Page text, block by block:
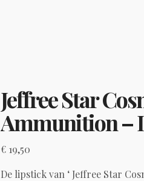
Jeffree Star
Ammunition –
€ 19,50
De lipstick van ‘ Jeffree Star